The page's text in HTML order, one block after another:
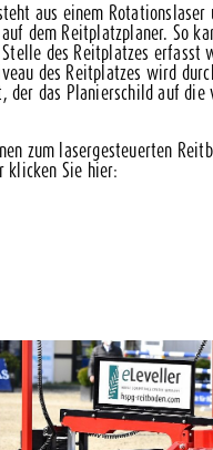
aus einem Rotationslaser
dem Reitplatzplaner. So
des Reitplatzes erfasst
des Reitplatzes wird
der das Planierschild auf die
zum lasergesteuerten
klicken Sie hier: